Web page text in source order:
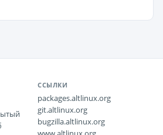
ССЫЛКИ
packages.altlinux.org
git.altlinux.org
bugzilla.altlinux.org